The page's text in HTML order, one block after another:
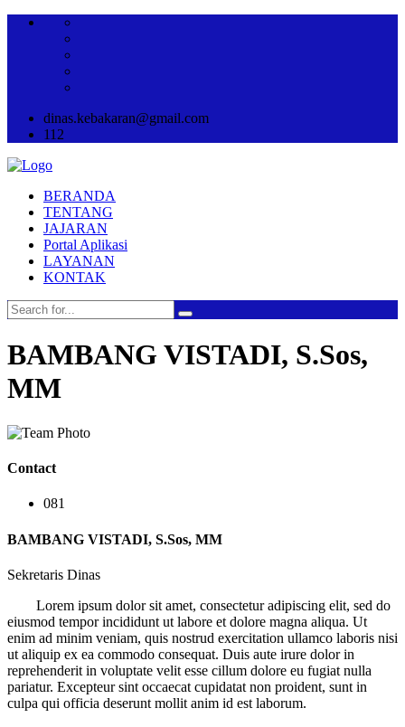
dinas.kebakaran@gmail.com
112
BERANDA
TENTANG
JAJARAN
Portal Aplikasi
LAYANAN
KONTAK
BAMBANG VISTADI, S.Sos,
MM
Contact
081
BAMBANG VISTADI, S.Sos, MM
Sekretaris Dinas
Lorem ipsum dolor sit amet, consectetur adipiscing elit, sed do
eiusmod tempor incididunt ut labore et dolore magna aliqua. Ut
enim ad minim veniam, quis nostrud exercitation ullamco laboris nisi
ut aliquip ex ea commodo consequat. Duis aute irure dolor in
reprehenderit in voluptate velit esse cillum dolore eu fugiat nulla
pariatur. Excepteur sint occaecat cupidatat non proident, sunt in
culpa qui officia deserunt mollit anim id est laborum.